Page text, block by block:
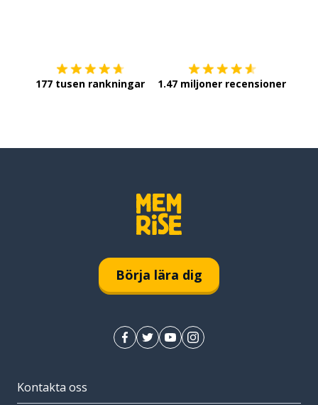
177 tusen rankningar 1.47 miljoner recensioner
Börja lära dig
Kontakta oss